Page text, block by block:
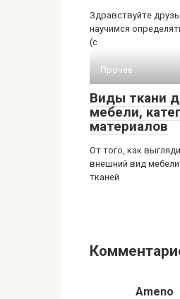
Здравствуйте
научимся
(с
Прочее
Виды ткани
мебели,
материалов
От того, как
внешний вид
тканей
Ameno